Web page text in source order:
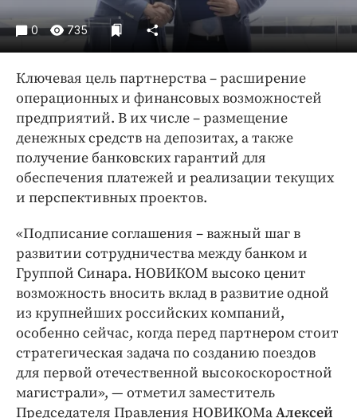
Клиника года
Бренд года
0 735
Ключевая цель партнерства – расширение
операционных и финансовых возможностей
предприятий. В их числе – размещение
денежных средств на депозитах, а также
получение банковских гарантий для
обеспечения платежей и реализации текущих
и перспективных проектов.
«Подписание соглашения – важный шаг в
развитии сотрудничества между банком и
Группой Синара. НОВИКОМ высоко ценит
возможность вносить вклад в развитие одной
из крупнейших российских компаний,
особенно сейчас, когда перед партнером стоит
стратегическая задача по созданию поездов
для первой отечественной высокоскоростной
магистрали», — отметил заместитель
Председателя Правления НОВИКОМаАлексей